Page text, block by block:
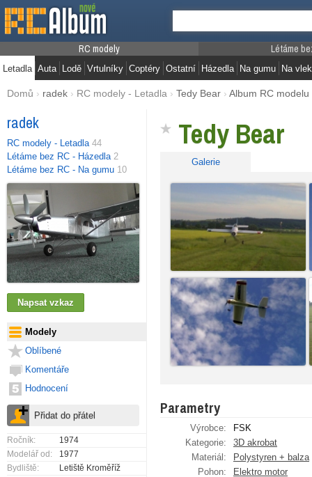
RC modely
Letadla Auta Lodě Vrtulníky Coptéry Ostatní
Létáme
Házedla Na gumu Na vlek
Domů › radek › RC modely - Letadla › Tedy Bear › Album RC modelu
radek
RC modely - Letadla 44
Létáme bez RC - Házedla 2
Létáme bez RC - Na gumu 10
Modely
Oblíbené
Komentáře
Hodnocení
Ročník:
1974
Modelář od:
1977
Bydliště:
Letiště Kroměříž
Tedy Bear
Galerie
Parametry
Výrobce:
FSK
Kategorie:
3D akrobat
Materiál:
Polystyren + balza
Pohon:
Elektro motor